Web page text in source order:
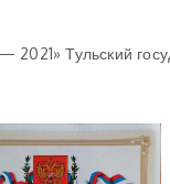
2021» Тульский